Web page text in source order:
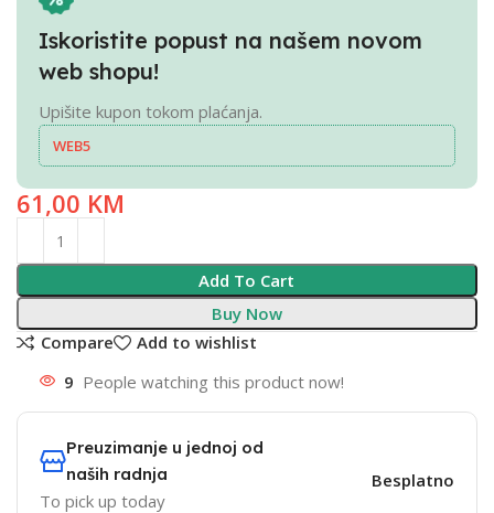
Iskoristite popust na našem novom
web shopu!
Upišite kupon tokom plaćanja.
WEB5
61,00 KM
Add To Cart
Buy Now
Compare
Add to wishlist
9 People watching this product now!
Preuzimanje u jednoj od
naših radnja
To pick up today
Besplatno